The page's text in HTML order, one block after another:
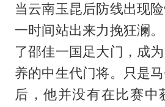
当云南玉昆后防线出现
一时间站出来力挽狂澜
了邵佳一国足大门，成
养的中生代门将。只是
后，他并没有在比赛中